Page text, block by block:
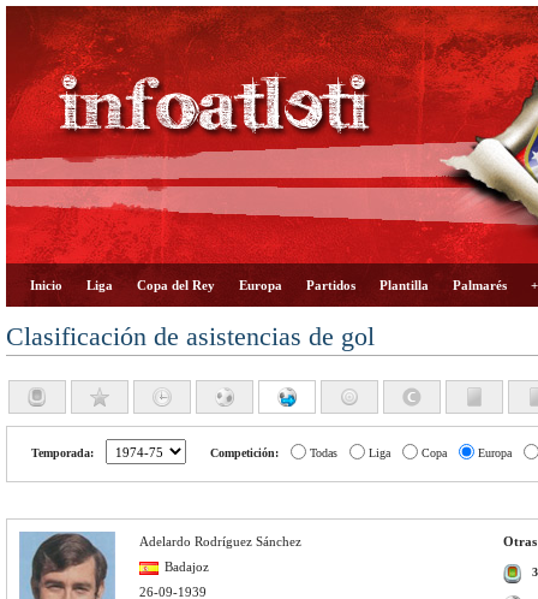
Inicio Liga Copa del Rey Europa Partidos Plantilla Palmarés
Clasificación de asistencias de gol
Temporada: Competición: Todas Liga Copa Europa
Otras
3
Adelardo Rodríguez Sánchez
Badajoz
26-09-1939